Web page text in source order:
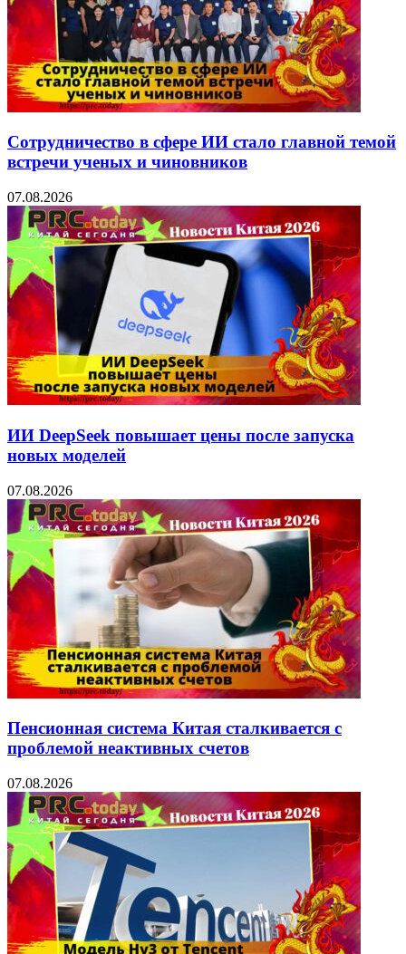
Сотрудничество в сфере ИИ стало главной темой
встречи ученых и чиновников
07.08.2026
ИИ DeepSeek повышает цены после запуска
новых моделей
07.08.2026
Пенсионная система Китая сталкивается с
проблемой неактивных счетов
07.08.2026